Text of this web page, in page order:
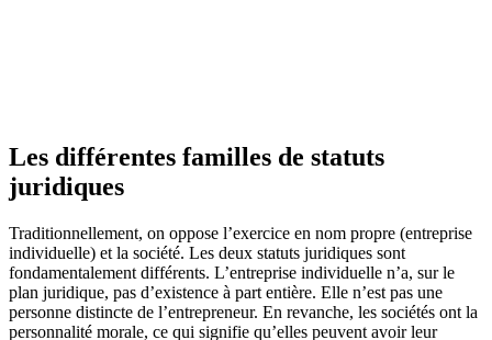
Les différentes familles de statuts
juridiques
Traditionnellement, on oppose l’exercice en nom propre (entreprise
individuelle) et la société. Les deux statuts juridiques sont
fondamentalement différents. L’entreprise individuelle n’a, sur le
plan juridique, pas d’existence à part entière. Elle n’est pas une
personne distincte de l’entrepreneur. En revanche, les sociétés ont la
personnalité morale, ce qui signifie qu’elles peuvent avoir leur